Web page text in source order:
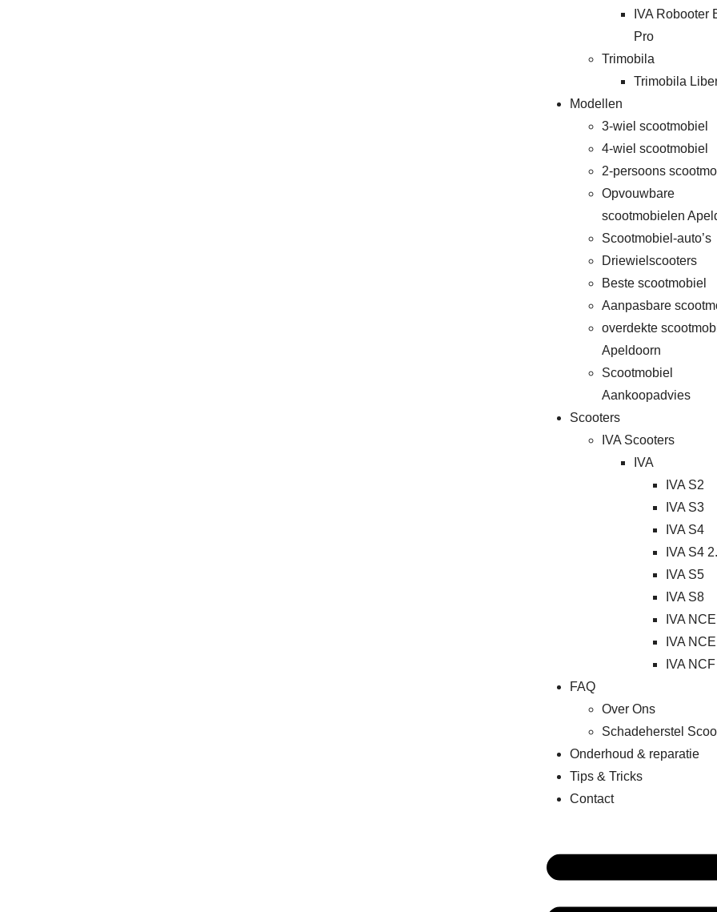
IVA Robooter
Pro
Trimobila
Trimobila
Modellen
3-wiel scootmobiel
4-wiel scootmobiel
2-persoons
Opvouwbare
scootmobielen
Scootmobiel-auto’s
Driewielscooters
Beste scootmobiel
Aanpasbare
overdekte
Apeldoorn
Scootmobiel
Aankoopadvies
Scooters
IVA Scooters
IVA
IVA S2
IVA S3
IVA S4
IVA S4
IVA S5
IVA S8
IVA NCE
IVA
IVA NCF
FAQ
Over Ons
Schadeherstel
Onderhoud & reparatie
Tips & Tricks
Contact